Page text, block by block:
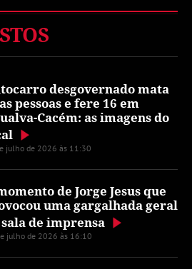
desgovernado mata
pessoas e fere 16 em
Cacém: as imagens do
julho de 2026 às 11:30
de Jorge Jesus que
uma gargalhada geral
de imprensa
julho de 2026 às 16:10